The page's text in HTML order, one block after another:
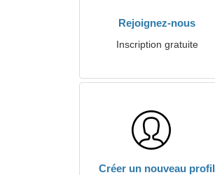
Rejoignez-nous
Inscription gratuite
Créer un nouveau profil